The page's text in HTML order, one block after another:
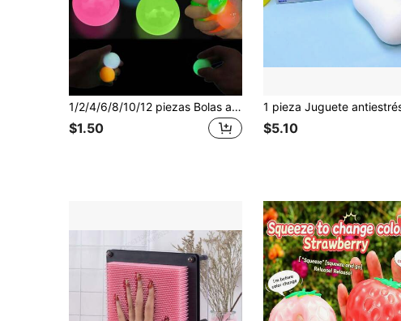
1/2/4/6/8/10/12 piezas Bolas adhesivas que brillan en la oscuridad, se adhieren al techo, alivio del estrés, brillan en la oscuridad, juguete divertido para aliviar el estrés, adecuado para adultos para aliviar la ansiedad y el estrés, entrega de color aleatorio (El tamaño del producto está indicado, por favor verifique el tamaño antes de comprar)
$1.50 $5.10